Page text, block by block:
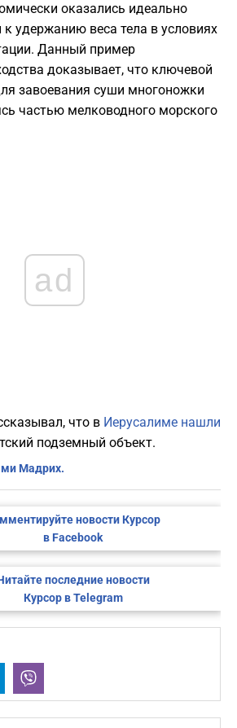
оказались идеально
удержанию веса тела в условиях
Данный пример
доказывает, что ключевой
завоевания суши многоножки
частью мелководного морского
ad
что в Иерусалиме нашли
подземный объект.
Мадрих.
новости Курсор
в Facebook
последние новости
Курсор в Telegram
Telegram